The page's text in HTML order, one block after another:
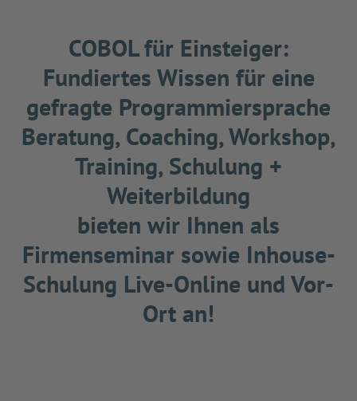
COBOL für Einsteiger:
Fundiertes Wissen für eine
gefragte Programmiersprache
Beratung, Coaching, Workshop,
Training, Schulung +
Weiterbildung
bieten wir Ihnen als
Firmenseminar sowie Inhouse-
Schulung Live-Online und Vor-
Ort an!